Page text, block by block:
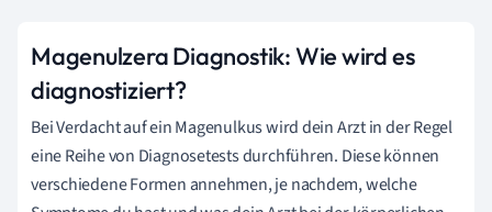
Magenulzera Diagnostik: Wie wird es
diagnostiziert?
Bei Verdacht auf ein Magenulkus wird dein Arzt in der Regel
eine Reihe von Diagnosetests durchführen. Diese können
verschiedene Formen annehmen, je nachdem, welche